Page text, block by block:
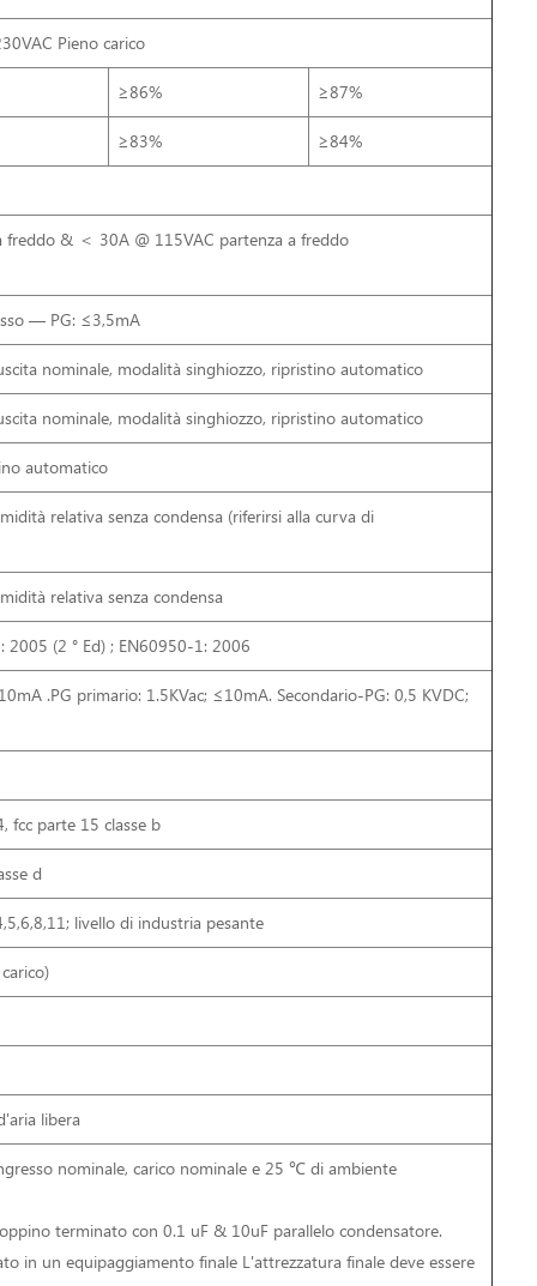
Pieno carico
≥86% ≥87%
≥83% ≥84%
freddo & ＜ 30A @ 115VAC partenza a freddo
— PG: ≤3,5mA
nominale, modalità singhiozzo, ripristino automatico
nominale, modalità singhiozzo, ripristino automatico
automatico
relativa senza condensa (riferirsi alla curva di
relativa senza condensa
(2 ° Ed) ; EN60950-1: 2006
.PG primario: 1.5KVac; ≤10mA. Secondario-PG: 0,5 KVDC;
fcc parte 15 classe b
d
livello di industria pesante
libera
nominale, carico nominale e 25 ℃ di ambiente
terminato con 0.1 uF & 10uF parallelo condensatore.
in un equipaggiamento finale L'attrezzatura finale deve essere